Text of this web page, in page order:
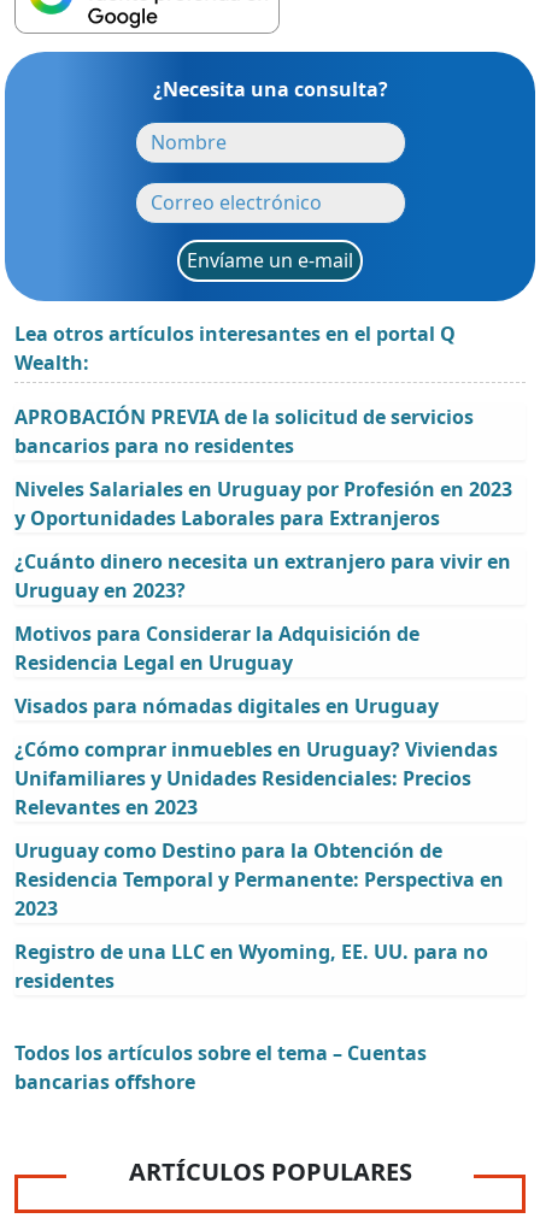
¿Necesita una consulta?
Envíame un e-mail
Lea otros artículos interesantes en el portal Q
Wealth:
APROBACIÓN PREVIA de la solicitud de servicios
bancarios para no residentes
Niveles Salariales en Uruguay por Profesión en 2023
y Oportunidades Laborales para Extranjeros
¿Cuánto dinero necesita un extranjero para vivir en
Uruguay en 2023?
Motivos para Considerar la Adquisición de
Residencia Legal en Uruguay
Visados para nómadas digitales en Uruguay
¿Cómo comprar inmuebles en Uruguay? Viviendas
Unifamiliares y Unidades Residenciales: Precios
Relevantes en 2023
Uruguay como Destino para la Obtención de
Residencia Temporal y Permanente: Perspectiva en
2023
Registro de una LLC en Wyoming, EE. UU. para no
residentes
Todos los artículos sobre el tema – Cuentas
bancarias offshore
ARTÍCULOS POPULARES